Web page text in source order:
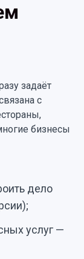
задаёт
с
бизнесы
дело
услуг —